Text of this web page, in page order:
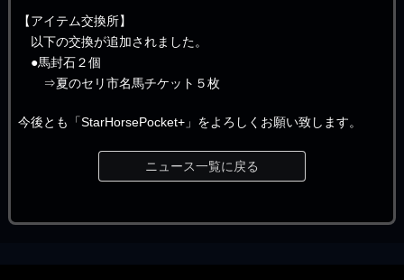
【アイテム交換所】
以下の交換が追加されました。
●馬封石２個
⇒夏のセリ市名馬チケット５枚
今後とも「StarHorsePocket+」をよろしくお願い致します。
ニュース一覧に戻る